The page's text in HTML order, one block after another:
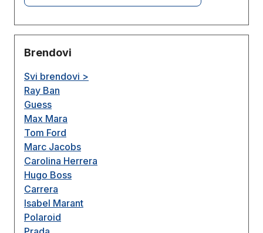
Brendovi
Svi brendovi >
Ray Ban
Guess
Max Mara
Tom Ford
Marc Jacobs
Carolina Herrera
Hugo Boss
Carrera
Isabel Marant
Polaroid